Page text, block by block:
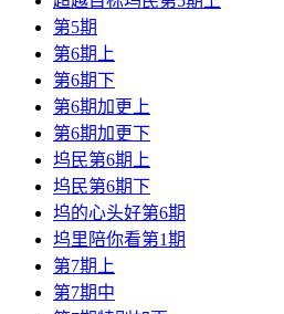
第5期
第6期上
第6期下
第6期加更上
第6期加更下
坞民第6期上
坞民第6期下
坞的心头好第6期
坞里陪你看第1期
第7期上
第7期中